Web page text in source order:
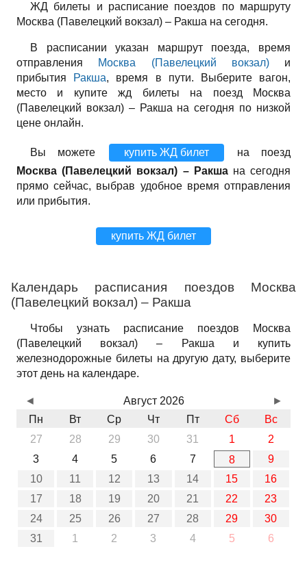
ЖД билеты и расписание поездов по маршруту
Москва (Павелецкий вокзал) – Ракша на сегодня.
В расписании указан маршрут поезда, время
отправления
Москва (Павелецкий вокзал)и
прибытия
Ракша, время в пути. Выберите вагон,
место и купите жд билеты на поезд Москва
(Павелецкий вокзал) – Ракша на сегодня по низкой
цене онлайн.
Вы можете купить ЖД билет
на поезд
Москва (Павелецкий вокзал) – Ракшана сегодня
прямо сейчас, выбрав удобное время отправления
или прибытия.
купить ЖД билет
Календарь расписания поездов Москва
(Павелецкий вокзал) – Ракша
Чтобы узнать расписание поездов Москва
(Павелецкий вокзал) – Ракша и купить
железнодорожные билеты на другую дату, выберите
этот день на календаре.
Август 2026
Пн
Вт Ср Чт Пт Сб
Вс
27
28 29 30 31 1
2
3
4 5 6 7 8
9
10
11 12 13 14 15
16
17
18 19 20 21 22
23
24
25 26 27 28 29
30
31
1 2 3 4 5 6
◄ ►